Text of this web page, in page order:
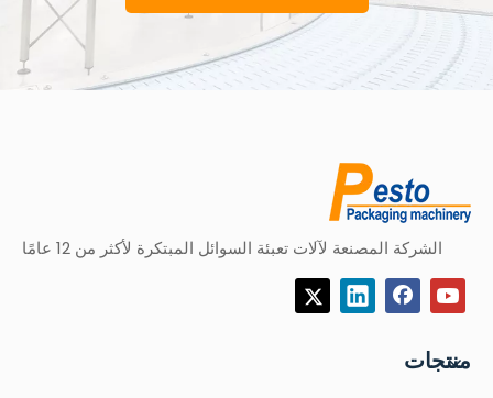
الشركة المصنعة لآلات تعبئة السوائل المبتكرة لأكثر من 12 عامًا
منتجات